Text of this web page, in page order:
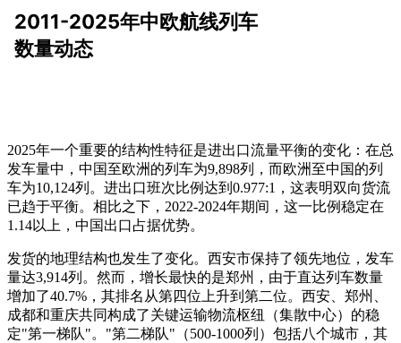
2025年一个重要的结构性特征是进出口流量平衡的变化：在总
发车量中，中国至欧洲的列车为9,898列，而欧洲至中国的列
车为10,124列。进出口班次比例达到0.977:1，这表明双向货流
已趋于平衡。相比之下，2022-2024年期间，这一比例稳定在
1.14以上，中国出口占据优势。
发货的地理结构也发生了变化。西安市保持了领先地位，发车
量达3,914列。然而，增长最快的是郑州，由于直达列车数量
增加了40.7%，其排名从第四位上升到第二位。西安、郑州、
成都和重庆共同构成了关键运输物流枢纽（集散中心）的稳
定"第一梯队"。"第二梯队"（500-1000列）包括八个城市，其